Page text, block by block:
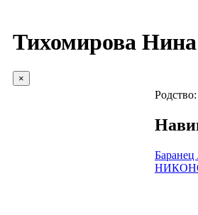
Тихомирова
×
Родство:
Баранец